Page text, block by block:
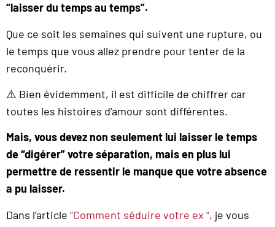
“laisser du temps au temps”.
Que ce soit les semaines qui suivent une rupture, ou
le temps que vous allez prendre pour tenter de la
reconquérir.
⚠️ Bien évidemment, il est difficile de chiffrer car
toutes les histoires d’amour sont différentes.
Mais, vous devez non seulement lui laisser le temps
de “digérer” votre séparation, mais en plus lui
permettre de ressentir le manque que votre absence
a pu laisser.
Dans l’article “Comment séduire votre ex “, je vous